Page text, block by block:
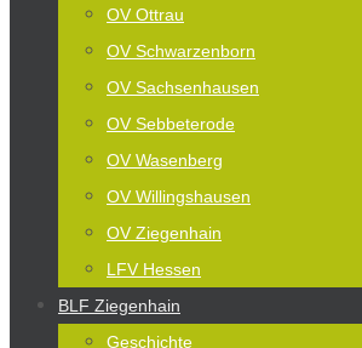
OV Ottrau
OV Schwarzenborn
OV Sachsenhausen
OV Sebbeterode
OV Wasenberg
OV Willingshausen
OV Ziegenhain
LFV Hessen
BLF Ziegenhain
Geschichte